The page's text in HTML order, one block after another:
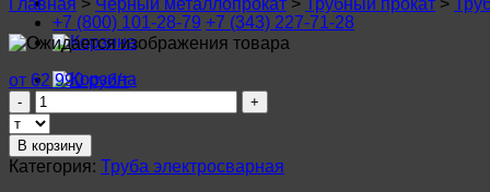
+7 (800) 101-28-79 +7 (343) 227-71-28
от 62 990 руб/т
Количество
товара
Труба
электросварная
152х6,0мм
В корзину
Категория: Труба электросварная